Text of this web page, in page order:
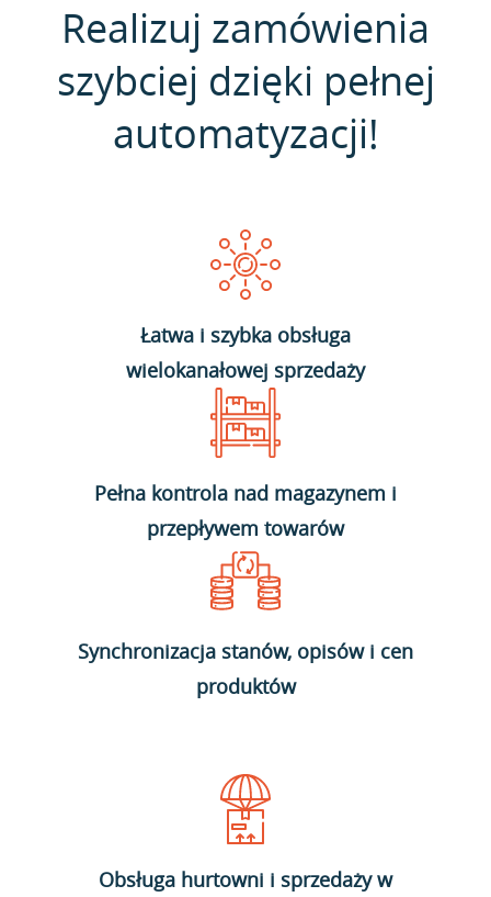
Realizuj zamówienia
szybciej dzięki pełnej
automatyzacji!
Łatwa i szybka obsługa
wielokanałowej sprzedaży
Pełna kontrola nad magazynem i
przepływem towarów
Synchronizacja stanów, opisów i cen
produktów
Obsługa hurtowni i sprzedaży w